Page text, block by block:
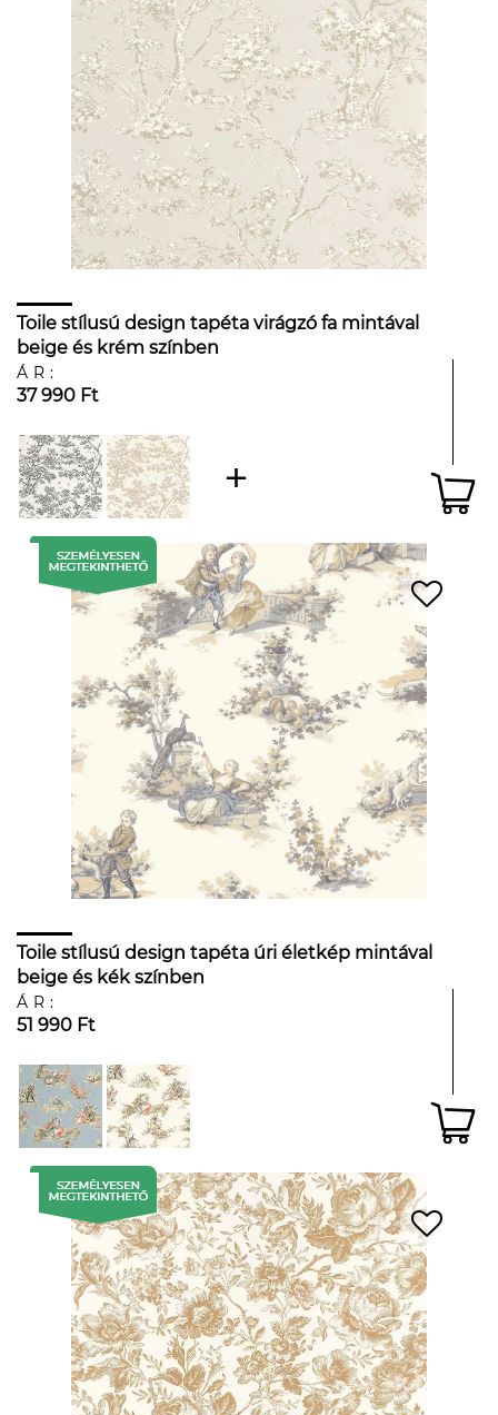
Toile stílusú design tapéta virágzó fa mintával
beige és krém színben
ÁR:
37 990 Ft
Toile stílusú design tapéta úri életkép mintával
beige és kék színben
ÁR:
51 990 Ft